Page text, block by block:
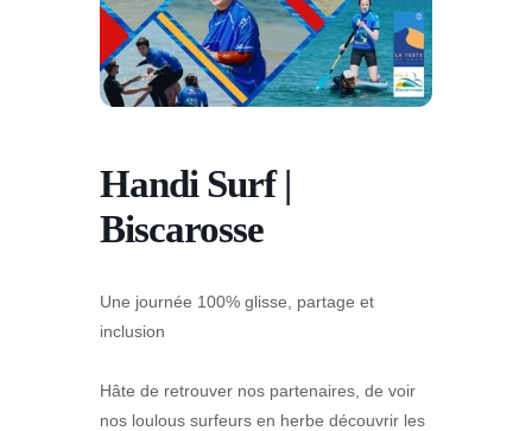
Handi Surf |
Biscarosse
Une journée 100% glisse, partage et
inclusion
Hâte de retrouver nos partenaires, de voir
nos loulous surfeurs en herbe découvrir les